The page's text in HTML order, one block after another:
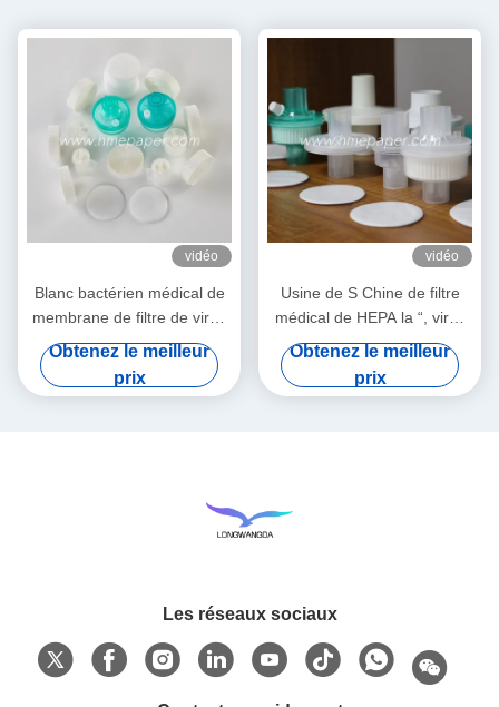
vidéo
Blanc bactérien médical de
membrane de filtre de virus
de HME
Obtenez le meilleur
prix
vidéo
Usine de S Chine de filtre
médical de HEPA la “, virus
bactériens de BEF 99,99%
Obtenez le meilleur
prix
Les réseaux sociaux